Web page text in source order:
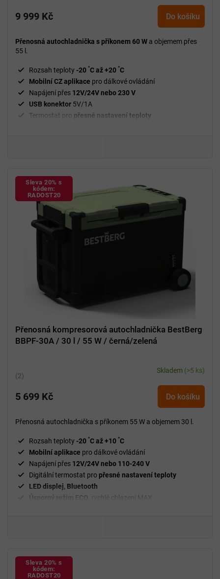
produktu
5,0
z
hvězdiček.
9 999 Kč Do košíku
Přenosná autochladnička s příkonem 60 W a objemem přes
55 l.
Rozsah teploty -20 °C až +20 °C
Mobilní CZ aplikace pro dálkové ovládání
Napájení přes 12V/24V nebo 230 V
USB konektor 5V/1A
Termostat pro přesné nastavení teploty
Sleva 20% s
kódem:
RADOST20
Přenosná kompresorová autochladnička BestBerg
BBPF-30A / 30 l / 55 W / černá/zelená
Průměrné
produktu
5,0
5
hvězdiček.
Skladem (>5 ks)
5 699 Kč Do košíku
Přenosná autochladnička s příkonem 55 W a objemem 30 l.
Rozsah teploty -20 °C až +10 °C
Mobilní aplikace pro dálkové ovládání
Napájení přes 12V/24V nebo 110-240 V
Digitální termostat pro přesné nastavení teploty
LED displej, Bluetooth
Úsporný režim
ECO , rychlé chlazení MAX
Sleva 20% s
kódem:
RADOST20